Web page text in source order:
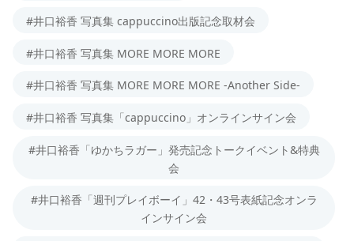
#井口裕香 写真集 cappuccino出版記念取材会
#井口裕香 写真集 MORE MORE MORE
#井口裕香 写真集 MORE MORE MORE -Another Side-
#井口裕香 写真集「cappuccino」オンラインサイン会
#井口裕香「ゆかちラガー」発売記念トークイベント&特典
会
#井口裕香「週刊プレイボーイ」42・43号表紙記念オンラ
インサイン会